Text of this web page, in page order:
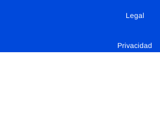
Legal
Privacidad